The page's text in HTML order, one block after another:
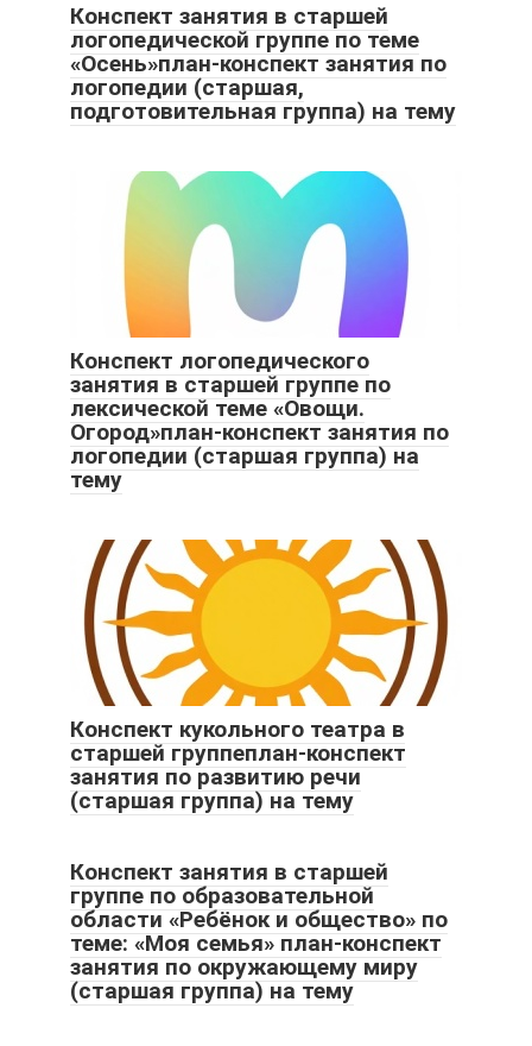
Конспект занятия в старшей
логопедической группе по теме
«Осень»план-конспект занятия по
логопедии (старшая,
подготовительная группа) на тему
Конспект логопедического
занятия в старшей группе по
лексической теме «Овощи.
Огород»план-конспект занятия по
логопедии (старшая группа) на
тему
Конспект кукольного театра в
старшей группеплан-конспект
занятия по развитию речи
(старшая группа) на тему
Конспект занятия в старшей
группе по образовательной
области «Ребёнок и общество» по
теме: «Моя семья» план-конспект
занятия по окружающему миру
(старшая группа) на тему